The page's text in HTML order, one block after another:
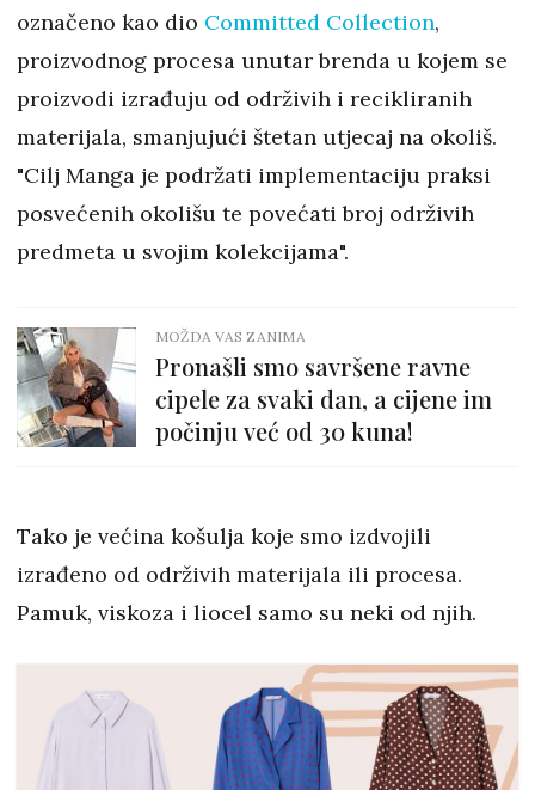
označeno kao dio Committed Collection,
proizvodnog procesa unutar brenda u kojem se
proizvodi izrađuju od održivih i recikliranih
materijala, smanjujući štetan utjecaj na okoliš.
"Cilj Manga je podržati implementaciju praksi
posvećenih okolišu te povećati broj održivih
predmeta u svojim kolekcijama".
MOŽDA VAS ZANIMA
Pronašli smo savršene ravne
cipele za svaki dan, a cijene im
počinju već od 30 kuna!
Tako je većina košulja koje smo izdvojili
izrađeno od održivih materijala ili procesa.
Pamuk, viskoza i liocel samo su neki od njih.